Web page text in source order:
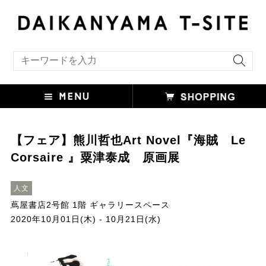
【フェア】熊川哲也Art Novel『海賊 Le
Corsaire 』粟津泰成 原画展
人文
蔦屋書店2号館 1階 ギャラリースペース
2020年10月01日(木) - 10月21日(水)